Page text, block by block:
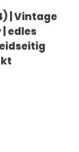
| Vintage
edles